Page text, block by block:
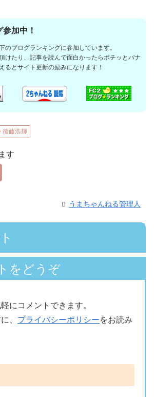
加中！
のブログランキングに参加しています。
けたり、記事を読んで面白かったらポチッとバナ
るとサイト更新の励みになります！
後藤浩輝
す
うまちゃんねる管理人
をどうぞ
にコメントできます。
、 プライバシーポリシーをお読み